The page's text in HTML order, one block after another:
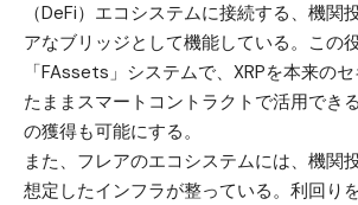
（DeFi）エコシステムに接続する、機関
アなブリッジとして機能している。この
「FAssets」システムで、XRPを本来の
たままスマートコントラクトで活用でき
の獲得も可能にする。
また、フレアのエコシステムには、機関
想定したインフラが整っている。利回り